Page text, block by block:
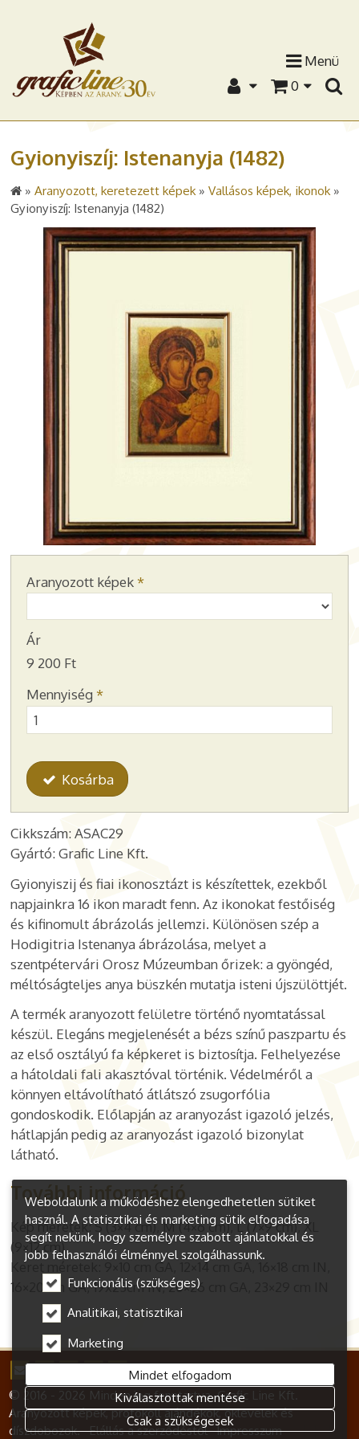
Menü
0
Gyionyiszíj: Istenanyja (1482)
» Aranyozott, keretezett képek» Vallásos képek, ikonok»
Gyionyiszíj: Istenanyja (1482)
Aranyozott képek *
Ár
9 200 Ft
Mennyiség *
Kosárba
Cikkszám: ASAC29
Gyártó: Grafic Line Kft.
Gyionyiszij és fiai ikonosztázt is készítettek, ezekből
napjainkra 16 ikon maradt fenn. Az ikonokat festőiség
és kifinomult ábrázolás jellemzi. Különösen szép a
Hodigitria Istenanya ábrázolása, melyet a
szentpétervári Orosz Múzeumban őrizek: a gyöngéd,
méltóságteljes anya büszkén mutatja isteni újszülöttjét.
A termék aranyozott felületre történő nyomtatással
készül. Elegáns megjelenését a bézs színű paszpartu és
az első osztályú fa képkeret is biztosítja. Felhelyezése
a hátoldali fali akasztóval történik. Védelméről a
könnyen eltávolítható átlátszó zsugorfólia
gondoskodik. Előlapján az aranyozást igazoló jelzés,
hátlapján pedig az aranyozást igazoló bizonylat
látható.
További információ
Kép méretek: S (3×4 cm), M (4×6 cm), L (7×9 cm), XL
(9×12 cm)
Keret méretek: 9×10 cm GA, 12×14 cm GA, 16×18 cm IN,
16×20 cm GA, 19x23cm IN, 20×26 cm GA, 23×29 cm IN
© 2016 - 2026 Minden jog fenntartva. Grafic Line Kft.
Aranyozott képek, protokoll ajándékok, oklevelek és
díszdobozok. Elállás a szerződéstől Impresszum
Weboldalunk a működéshez elengedhetetlen sütiket
használ. A statisztikai és marketing sütik elfogadása
segít nekünk, hogy személyre szabott ajánlatokkal és
jobb felhasználói élménnyel szolgálhassunk.
Funkcionális (szükséges)
Analitikai, statisztikai
Marketing
Mindet elfogadom
Kiválasztottak mentése
Csak a szükségesek